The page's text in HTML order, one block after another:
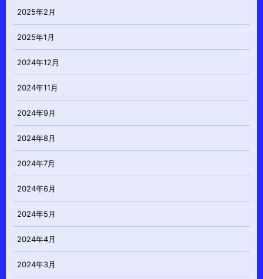
2025年2月
2025年1月
2024年12月
2024年11月
2024年9月
2024年8月
2024年7月
2024年6月
2024年5月
2024年4月
2024年3月